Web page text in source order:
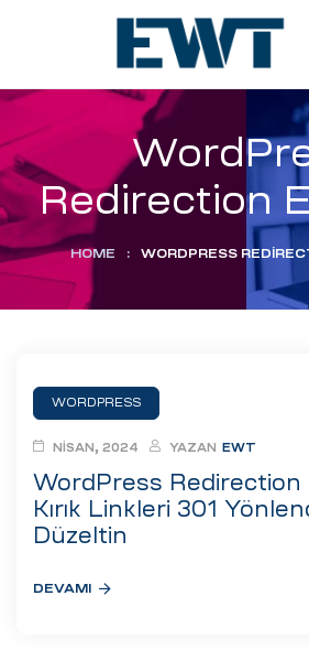
Aday
Redirection
HOME : WORDPRESS
WORDPRESS
WordPress Redirection
Kırık Linkleri 301
Düzeltin
NISAN, 2024 YAZAN EWT
DEVAMI